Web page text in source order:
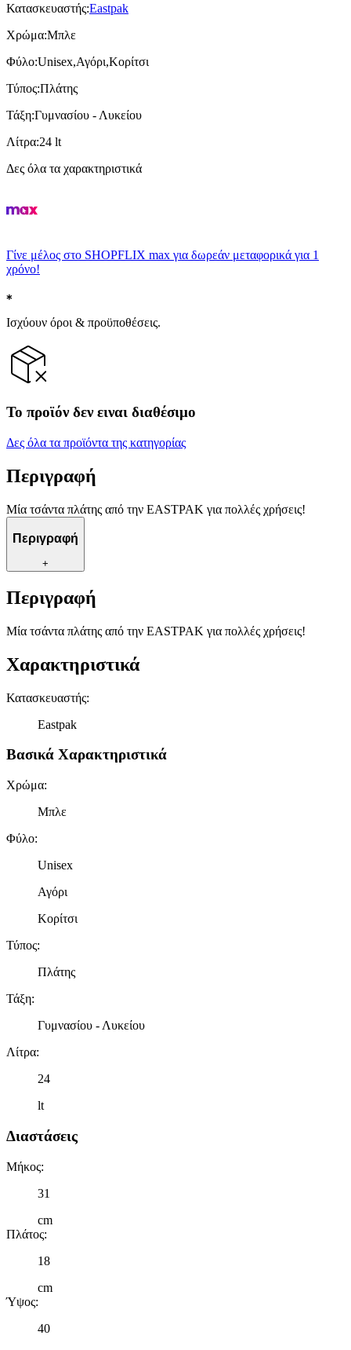
Κατασκευαστής:Eastpak
Χρώμα:Μπλε
Φύλο:Unisex,Αγόρι,Κορίτσι
Τύπος:Πλάτης
Τάξη:Γυμνασίου - Λυκείου
Λίτρα:24 lt
Δες όλα τα χαρακτηριστικά
Γίνε μέλος στο SHOPFLIX max για δωρεάν μεταφορικά για 1
χρόνο!
Ισχύουν όροι & προϋποθέσεις.
Το προϊόν δεν ειναι διαθέσιμο
Δες όλα τα προϊόντα της κατηγορίας
Περιγραφή
Μία τσάντα πλάτης από την EASTPAK για πολλές χρήσεις!
Περιγραφή
+
Περιγραφή
Μία τσάντα πλάτης από την EASTPAK για πολλές χρήσεις!
Χαρακτηριστικά
Κατασκευαστής:
Eastpak
Βασικά Χαρακτηριστικά
Χρώμα:
Μπλε
Φύλο:
Unisex
Αγόρι
Κορίτσι
Τύπος:
Πλάτης
Τάξη:
Γυμνασίου - Λυκείου
Λίτρα:
24
lt
Διαστάσεις
Μήκος:
31
cm
Πλάτος:
18
cm
Ύψος:
40